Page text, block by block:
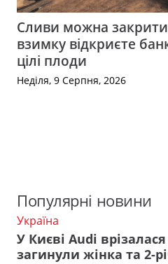
Сливи можна закрити
взимку відкриєте
цілі плоди
Неділя, 9 Серпня, 2026
Популярні новини
Україна
У Києві Audi
загинули жінка та 2-